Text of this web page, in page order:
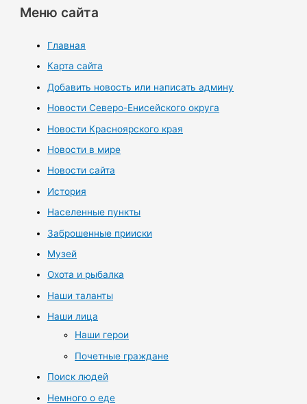
Меню сайта
Главная
Карта сайта
Добавить новость или написать админу
Новости Северо-Енисейского округа
Новости Красноярского края
Новости в мире
Новости сайта
История
Населенные пункты
Заброшенные прииски
Музей
Охота и рыбалка
Наши таланты
Наши лица
Наши герои
Почетные граждане
Поиск людей
Немного о еде